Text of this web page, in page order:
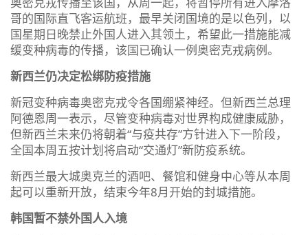
哥的国际直飞客运航班，最早关闭国境的是以色列，以
国星期日晚禁止外国人进入其领土，希望此一措施能减
缓变种病毒的传播，该国已确认一例奥密克戎病例。
新西兰仍决定松绑防疫措施
新冠变种病毒奥密克戎令各国绷紧神经。但新西兰总理
阿德恩周一表示，尽管变种病毒对世界构成健康威胁，
但新西兰未来仍将朝着“与疫共存”方针进入下一阶段，
全国本周五按计划将启动“交通灯”新防疫系统。
新西兰最大城奥克兰的酒吧、餐馆和健身中心等从本周
起可以重新开放，结束今年8月开始的封城措施。
韩国暂不禁外国人入境